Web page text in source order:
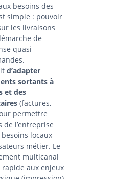
besoins des
simple : pouvoir
les livraisons
de
quasi
d’adapter
sortants à
et des
(factures,
permettre
de l’entreprise
locaux
métier. Le
multicanal
aux enjeux